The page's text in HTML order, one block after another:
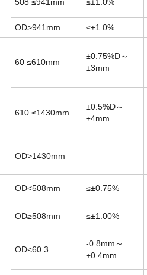
OD>941mm ≤±1.0%
60 ≤610mm
±0.75%D～
±3mm
610 ≤1430mm
±0.5%D～
±4mm
OD>1430mm –
OD<508mm ≤±0.75%
OD≥508mm ≤±1.00%
OD<60.3
-0.8mm～
+0.4mm